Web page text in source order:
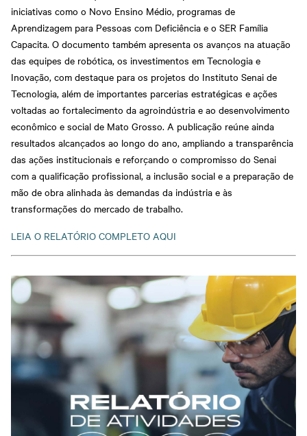
iniciativas como o Novo Ensino Médio, programas de
Aprendizagem para Pessoas com Deficiência e o SER Família
Capacita. O documento também apresenta os avanços na atuação
das equipes de robótica, os investimentos em Tecnologia e
Inovação, com destaque para os projetos do Instituto Senai de
Tecnologia, além de importantes parcerias estratégicas e ações
voltadas ao fortalecimento da agroindústria e ao desenvolvimento
econômico e social de Mato Grosso. A publicação reúne ainda
resultados alcançados ao longo do ano, ampliando a transparência
das ações institucionais e reforçando o compromisso do Senai
com a qualificação profissional, a inclusão social e a preparação de
mão de obra alinhada às demandas da indústria e às
transformações do mercado de trabalho.
LEIA O RELATÓRIO COMPLETO AQUI